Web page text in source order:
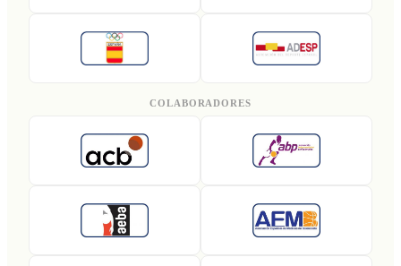
COLABORADORES